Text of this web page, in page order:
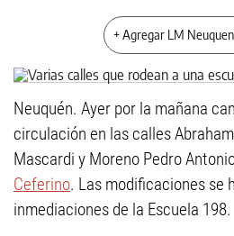
+ Agregar LM
Neuquén. Ayer por la mañana
circulación en las calles
Mascardi y Moreno Pedro
Ceferino. Las modificaciones se
inmediaciones de la Escuela 198.